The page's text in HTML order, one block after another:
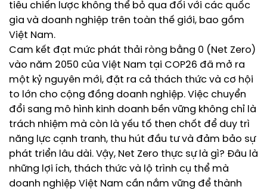
tiêu chiến lược không thể bỏ qua đối với các quốc
gia và doanh nghiệp trên toàn thế giới, bao gồm
Việt Nam.
Cam kết đạt mức phát thải ròng bằng 0 (Net Zero)
vào năm 2050 của Việt Nam tại COP26 đã mở ra
một kỷ nguyên mới, đặt ra cả thách thức và cơ hội
to lớn cho cộng đồng doanh nghiệp. Việc chuyển
đổi sang mô hình kinh doanh bền vững không chỉ là
trách nhiệm mà còn là yếu tố then chốt để duy trì
năng lực cạnh tranh, thu hút đầu tư và đảm bảo sự
phát triển lâu dài. Vậy, Net Zero thực sự là gì? Đâu là
những lợi ích, thách thức và lộ trình cụ thể mà
doanh nghiệp Việt Nam cần nắm vững để thành